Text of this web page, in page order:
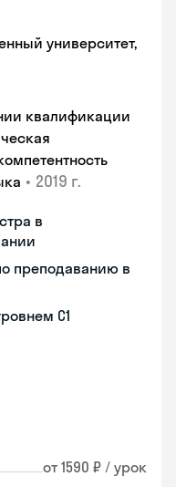
университет,
квалификации
• 2019 г.
в
преподаванию в
С1
от 1590 ₽ / урок